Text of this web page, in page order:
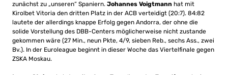
zunächst zu „unseren“ Spaniern. Johannes Voigtmann hat mit
Kirolbet Vitoria den dritten Platz in der ACB verteidigt (20:7). 84:82
lautete der allerdings knappe Erfolg gegen Andorra, der ohne die
solide Vorstellung des DBB-Centers möglicherweise nicht zustande
gekommen wäre (27 Min., neun Pkte, 4/9, sieben Reb., sechs Ass., zwei
Bv.). In der Euroleague beginnt in dieser Woche das Viertelfinale gegen
ZSKA Moskau.